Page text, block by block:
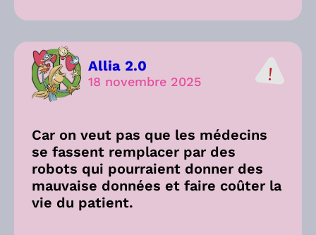
Allia 2.0
18 novembre 2025
Car on veut pas que les médecins
se fassent remplacer par des
robots qui pourraient donner des
mauvaise données et faire coûter la
vie du patient.